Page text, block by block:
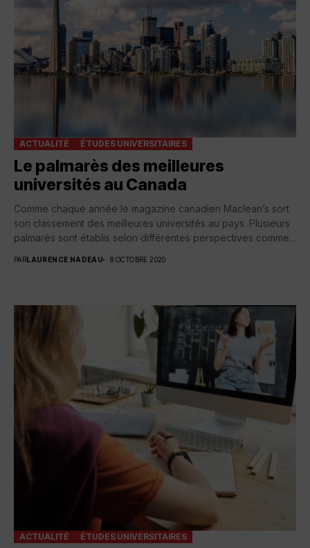
ACTUALITÉ ÉTUDES UNIVERSITAIRES
Le palmarès des meilleures
universités au Canada
Comme chaque année le magazine canadien Maclean’s sort
son classement des meilleures universités au pays. Plusieurs
palmarès sont établis selon différentes perspectives comme...
PARLAURENCE NADEAU 8 OCTOBRE 2020
ACTUALITÉ ÉTUDES UNIVERSITAIRES